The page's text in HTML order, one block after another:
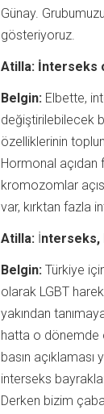
Günay.
gösteriyoruz.
Atilla: İnterseks
Belgin: Elbette,
değiştirilebilecek
özelliklerinin
Hormonal açıdan
kromozomlar
var, kırktan fazla
Atilla: İnterseks,
Belgin: Türkiye
olarak LGBT
yakından
hatta o dönemde
basın
interseks
Derken bizim